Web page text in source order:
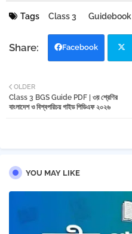
Tags Class 3 Guidebook
Facebook
tter
OLDER
Class 3 BGS Guide PDF | ৩য় শ্রেণির
বাংলাদেশ ও বিশ্বপরিচয় গাইড পিডিএফ ২০২৬
YOU MAY LIKE